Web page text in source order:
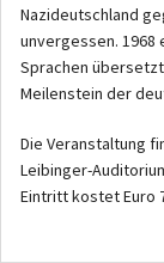
Nazideutschland
unvergessen. 1968
Sprachen
Meilenstein der
Die Veranstaltung
Leibinger-
Eintritt kostet Euro